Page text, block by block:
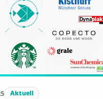
ihr …
Aktuell